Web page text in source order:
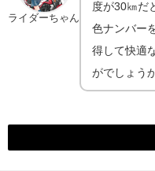
ライダーちゃん
度が30㎞だ
色ナンバー
得して快適
がでしょう